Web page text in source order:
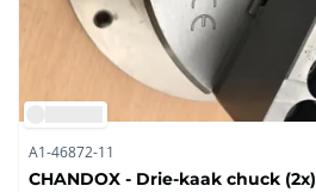
A1-46872-11
CHANDOX - Drie-kaak chuck (2x)